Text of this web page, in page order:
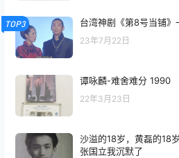
TOP3 台湾神剧《第8号当铺》
23年7月22日
谭咏麟-难舍难分 1990
22年3月23日
沙溢的18岁，黄磊的18
张国立我沉默了